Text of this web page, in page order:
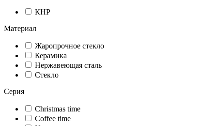
КНР
Материал
Жаропрочное стекло
Керамика
Нержавеющая сталь
Стекло
Серия
Christmas time
Coffee time